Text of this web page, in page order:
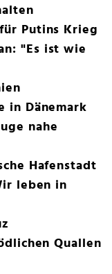
Putins Krieg
"Es ist wie
in Dänemark
nahe
Hafenstadt
leben in
Quallen